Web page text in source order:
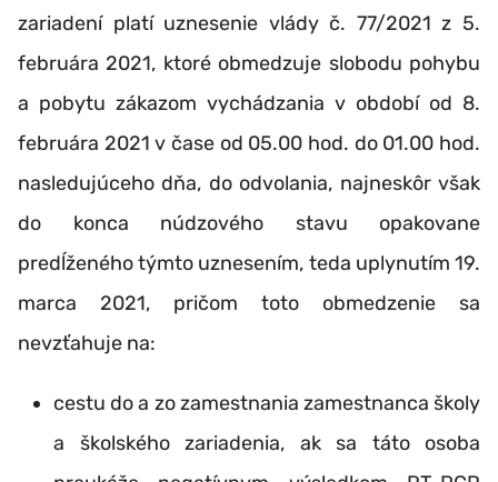
zariadení platí uznesenie vlády č. 77/2021 z 5.
februára 2021, ktoré obmedzuje slobodu pohybu
a pobytu zákazom vychádzania v období od 8.
februára 2021 v čase od 05.00 hod. do 01.00 hod.
nasledujúceho dňa, do odvolania, najneskôr však
do konca núdzového stavu opakovane
predĺženého týmto uznesením, teda uplynutím 19.
marca 2021, pričom toto obmedzenie sa
nevzťahuje na:
cestu do a zo zamestnania zamestnanca školy
a školského zariadenia, ak sa táto osoba